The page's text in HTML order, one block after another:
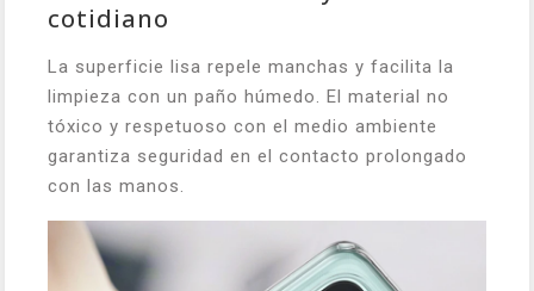
cotidiano
La superficie lisa repele manchas y facilita la
limpieza con un paño húmedo. El material no
tóxico y respetuoso con el medio ambiente
garantiza seguridad en el contacto prolongado
con las manos.